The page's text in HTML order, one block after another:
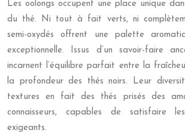
Les oolongs occupent une place unique
du thé. Ni tout à fait verts, ni
semi-oxydés offrent une palette
exceptionnelle. Issus d’un savoir-faire
incarnent l’équilibre parfait entre la
la profondeur des thés noirs. Leur
textures en fait des thés prisés des
connaisseurs, capables de satisfaire
exigeants.